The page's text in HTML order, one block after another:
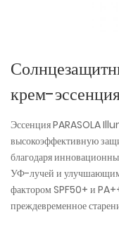
крем-
Эссенция PARASOLA
высокоэффективную
благодаря
УФ-лучей и улучшающим
фактором SPF50+ и
преждевременное